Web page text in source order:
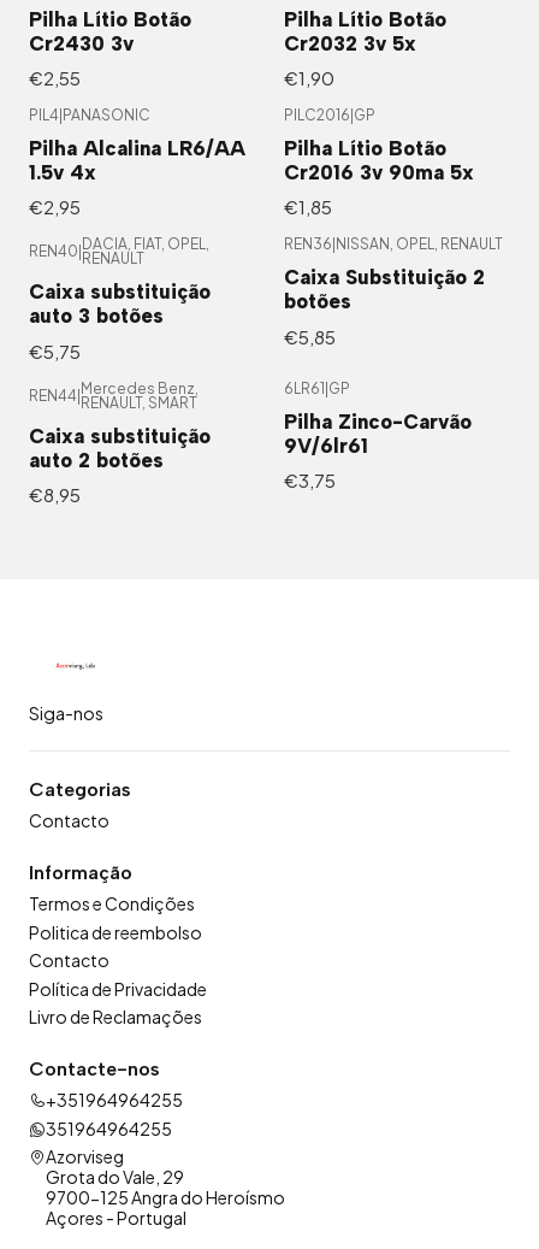
Pilha Lítio Botão
Cr2430 3v
€2,55
Pilha Lítio Botão
Cr2032 3v 5x
€1,90
PIL4 PANASONIC
Pilha Alcalina LR6/AA
1.5v 4x
€2,95
PILC2016 GP
Pilha Lítio Botão
Cr2016 3v 90ma 5x
€1,85
REN40 DACIA, FIAT, OPEL,
RENAULT
Caixa substituição
auto 3 botões
€5,75
REN36 NISSAN, OPEL, RENAULT
Caixa Substituição 2
botões
€5,85
REN44|Mercedes Benz,
RENAULT, SMART
Caixa substituição
auto 2 botões
€8,95
6LR61|GP
Pilha Zinco-Carvão
9V/6lr61
€3,75
Siga-nos
Categorias
Contacto
Informação
Termos e Condições
Politica de reembolso
Contacto
Política de Privacidade
Livro de Reclamações
Contacte-nos
+351964964255
351964964255
Azorviseg
Grota do Vale, 29
9700-125 Angra do Heroísmo
Açores - Portugal